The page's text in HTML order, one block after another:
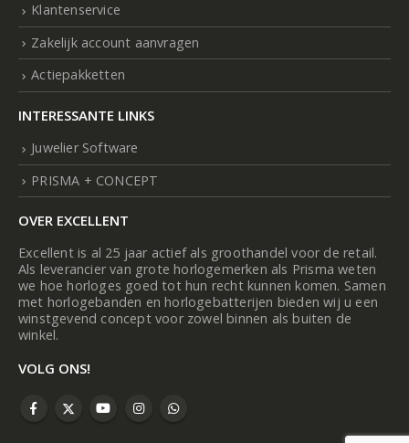
Klantenservice
Zakelijk account aanvragen
Actiepakketten
INTERESSANTE LINKS
Juwelier Software
PRISMA + CONCEPT
OVER EXCELLENT
Excellent is al 25 jaar actief als groothandel voor de retail.
Als leverancier van grote horlogemerken als Prisma weten
we hoe horloges goed tot hun recht kunnen komen. Samen
met horlogebanden en horlogebatterijen bieden wij u een
winstgevend concept voor zowel binnen als buiten de
winkel.
VOLG ONS!